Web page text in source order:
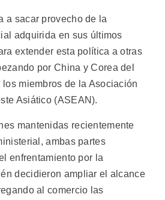
a sacar provecho de la
adquirida en sus últimos
extender esta política a otras
por China y Corea del
miembros de la Asociación
Asiático (ASEAN).
mantenidas recientemente
ambas partes
enfrentamiento por la
decidieron ampliar el alcance
al comercio las